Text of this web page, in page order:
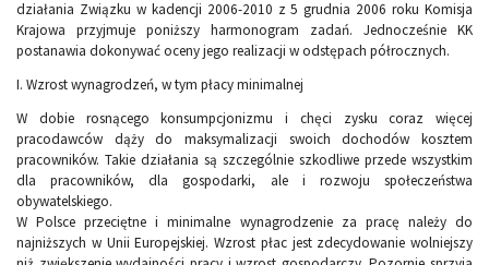
działania Związku w kadencji 2006-2010 z 5 grudnia 2006 roku Komisja
Krajowa przyjmuje poniższy harmonogram zadań. Jednocześnie KK
postanawia dokonywać oceny jego realizacji w odstępach półrocznych.
I. Wzrost wynagrodzeń, w tym płacy minimalnej
W dobie rosnącego konsumpcjonizmu i chęci zysku coraz więcej
pracodawców dąży do maksymalizacji swoich dochodów kosztem
pracowników. Takie działania są szczególnie szkodliwe przede wszystkim
dla pracowników, dla gospodarki, ale i rozwoju społeczeństwa
obywatelskiego.
W Polsce przeciętne i minimalne wynagrodzenie za pracę należy do
najniższych w Unii Europejskiej. Wzrost płac jest zdecydowanie wolniejszy